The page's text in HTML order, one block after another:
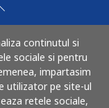
continutul si
sociale si pentru
impartasim
utilizator pe site-ul
retele sociale,